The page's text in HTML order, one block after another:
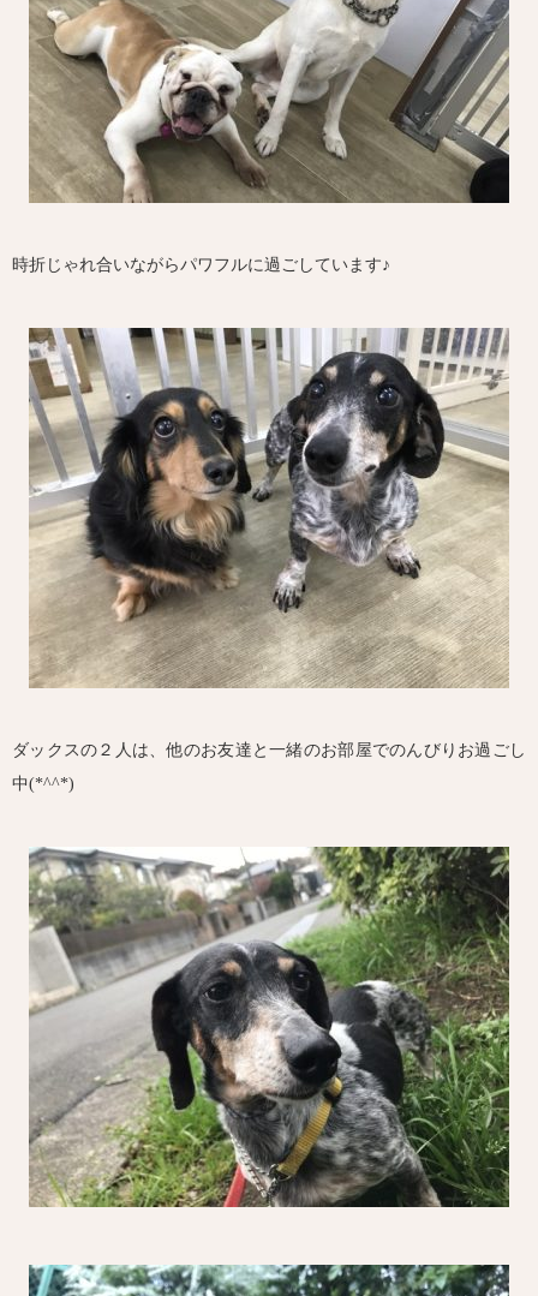
時折じゃれ合いながらパワフルに過ごしています♪
ダックスの２人は、他のお友達と一緒のお部屋でのんびりお過ごし
中(*^^*)